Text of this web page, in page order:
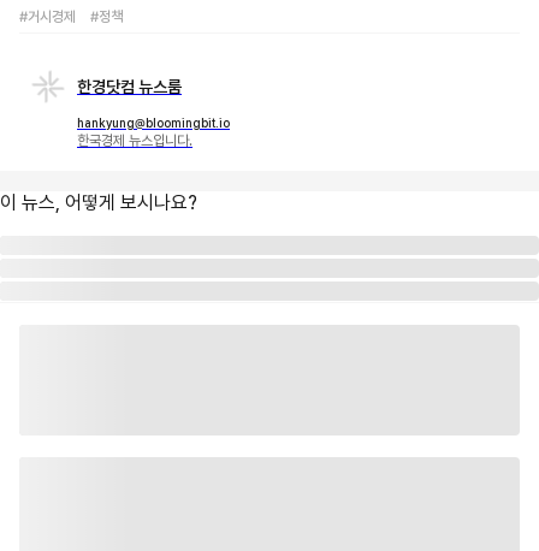
#거시경제 #정책
한경닷컴 뉴스룸
hankyung@bloomingbit.io
한국경제 뉴스입니다.
이 뉴스, 어떻게 보시나요?